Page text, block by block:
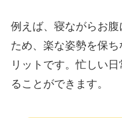
例えば、寝ながらお
ため、楽な姿勢を保
リットです。忙しい
ることができます。